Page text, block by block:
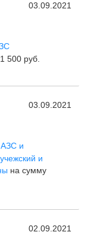
03.09.2021
500 руб.
03.09.2021
и
и
на сумму
02.09.2021